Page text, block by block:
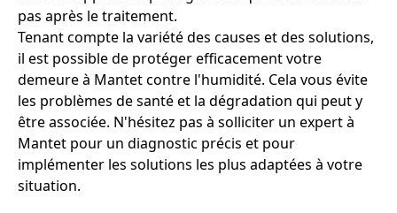
pas après le traitement.
Tenant compte la variété des causes et des solutions,
il est possible de protéger efficacement votre
demeure à Mantet contre l'humidité. Cela vous évite
les problèmes de santé et la dégradation qui peut y
être associée. N'hésitez pas à solliciter un expert à
Mantet pour un diagnostic précis et pour
implémenter les solutions les plus adaptées à votre
situation.